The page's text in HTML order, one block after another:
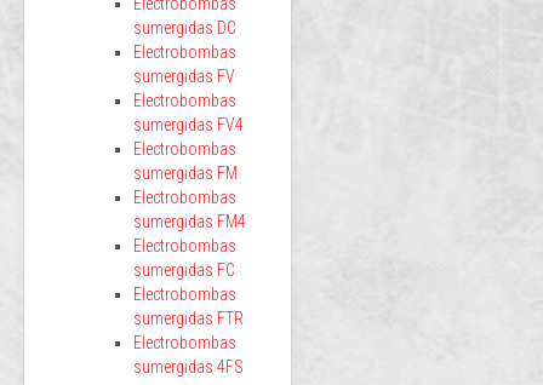
sumergidas DC
Electrobombas
sumergidas FV
Electrobombas
sumergidas FV4
Electrobombas
sumergidas FM
Electrobombas
sumergidas FM4
Electrobombas
sumergidas FC
Electrobombas
sumergidas FTR
Electrobombas
sumergidas 4FS